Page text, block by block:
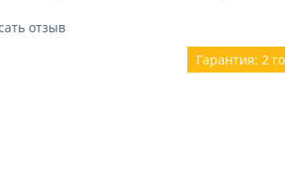
отзыв
Гарантия: 2